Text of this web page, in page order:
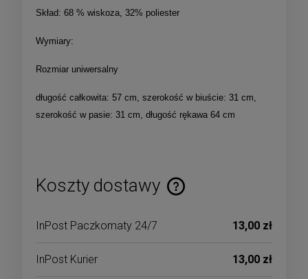
Skład: 68 % wiskoza, 32% poliester
Wymiary:
Rozmiar uniwersalny
długość całkowita: 57 cm, szerokość w biuście: 31 cm,
szerokość w pasie: 31 cm, długość rękawa 64 cm
Koszty dostawy
Cena nie zawiera ewentualnych kosztów płatności
InPost Paczkomaty 24/7 13,00 zł
InPost Kurier 13,00 zł